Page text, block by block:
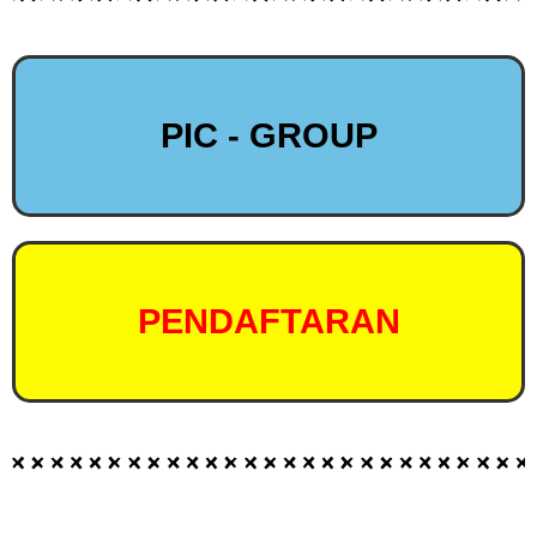
PIC - GROUP
PENDAFTARAN